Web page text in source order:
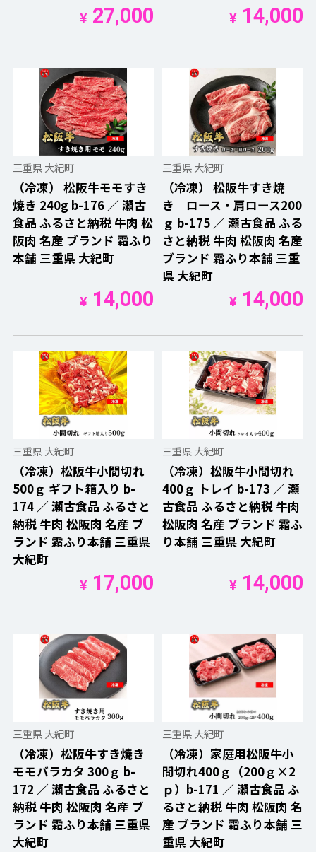
¥27,000 ¥14,000
三重県 大紀町
（冷凍） 松阪牛モモすき
焼き 240g b-176 ／ 瀬古
食品 ふるさと納税 牛肉 松
阪肉 名産 ブランド 霜ふり
本舗 三重県 大紀町
¥14,000
三重県 大紀町
（冷凍） 松阪牛すき焼
き ロース・肩ロース200
ｇ b-175 ／ 瀬古食品 ふる
さと納税 牛肉 松阪肉 名産
ブランド 霜ふり本舗 三重
県 大紀町
¥14,000
三重県 大紀町
（冷凍）松阪牛小間切れ
500ｇ ギフト箱入り b-
174 ／ 瀬古食品 ふるさと
納税 牛肉 松阪肉 名産 ブ
ランド 霜ふり本舗 三重県
大紀町
¥17,000
三重県 大紀町
（冷凍）松阪牛小間切れ
400ｇ トレイ b-173 ／ 瀬
古食品 ふるさと納税 牛肉
松阪肉 名産 ブランド 霜ふ
り本舗 三重県 大紀町
¥14,000
三重県 大紀町
（冷凍）松阪牛すき焼き
モモバラカタ 300ｇ b-
172 ／ 瀬古食品 ふるさと
納税 牛肉 松阪肉 名産 ブ
ランド 霜ふり本舗 三重県
大紀町
三重県 大紀町
（冷凍）家庭用松阪牛小
間切れ400ｇ（200ｇ×2
ｐ）b-171 ／ 瀬古食品 ふ
るさと納税 牛肉 松阪肉 名
産 ブランド 霜ふり本舗 三
重県 大紀町